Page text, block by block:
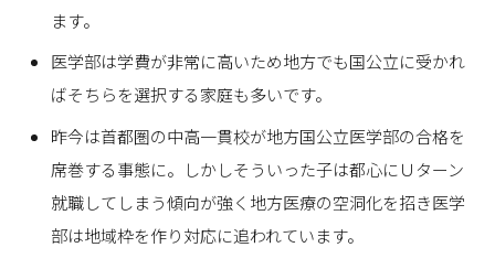
ます。
医学部は学費が非常に高いため地方でも国公立に受かれ
ばそちらを選択する家庭も多いです。
昨今は首都圏の中高一貫校が地方国公立医学部の合格を
席巻する事態に。しかしそういった子は都心にＵターン
就職してしまう傾向が強く地方医療の空洞化を招き医学
部は地域枠を作り対応に追われています。